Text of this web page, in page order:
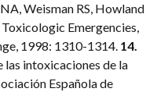
Weisman RS, Howland
Emergencies,
1998: 1310-1314. 14.
intoxicaciones de la
Española de